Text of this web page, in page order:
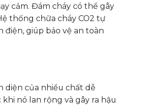
cảm. Đám cháy có thể gây
thống chữa cháy CO2 tự
điện, giúp bảo vệ an toàn
diện của nhiều chất dễ
nó lan rộng và gây ra hậu